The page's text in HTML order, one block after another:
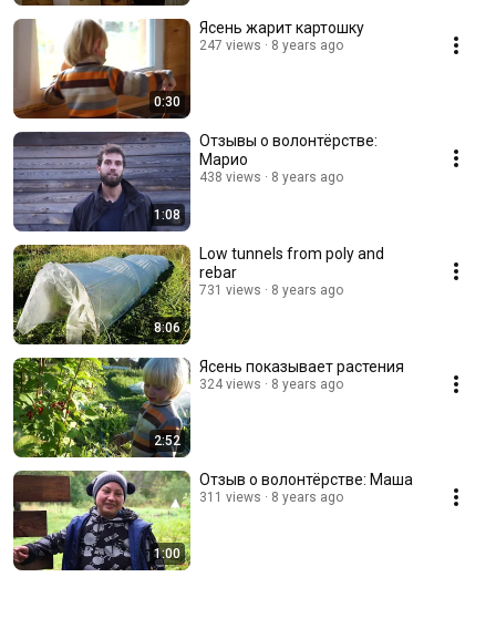
0:30
Ясень жарит картошку
247 views 8 years ago
1:08
Отзывы о волонтёрстве:
Марио
438 views 8 years ago
8:06
Low tunnels from poly and
rebar
731 views 8 years ago
2:52
Ясень показывает растения
324 views 8 years ago
1:00
Отзыв о волонтёрстве: Маша
311 views 8 years ago